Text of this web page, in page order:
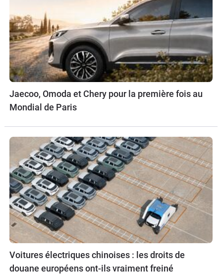
Jaecoo, Omoda et Chery pour la première fois au
Mondial de Paris
Voitures électriques chinoises : les droits de
douane européens ont-ils vraiment freiné